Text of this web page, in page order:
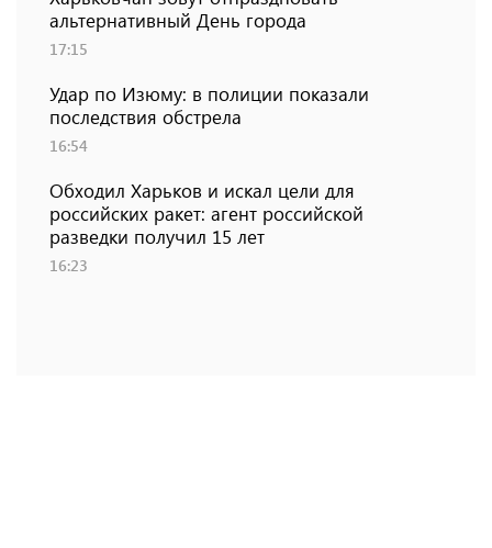
альтернативный День города
17:15
Удар по Изюму: в полиции показали
последствия обстрела
16:54
Обходил Харьков и искал цели для
российских ракет: агент российской
разведки получил 15 лет
16:23